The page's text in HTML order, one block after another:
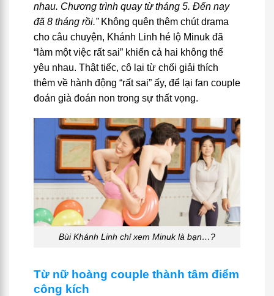
nhau. Chương trình quay từ tháng 5. Đến nay
đã 8 tháng rồi.”Không quên thêm chút drama
cho câu chuyện, Khánh Linh hé lộ Minuk đã
“làm một việc rất sai” khiến cả hai không thể
yêu nhau. Thật tiếc, cô lại từ chối giải thích
thêm về hành động “rất sai” ấy, để lại fan couple
đoán già đoán non trong sự thất vọng.
Bùi Khánh Linh chỉ xem Minuk là bạn…?
Từ nữ hoàng couple thành tâm điểm
công kích